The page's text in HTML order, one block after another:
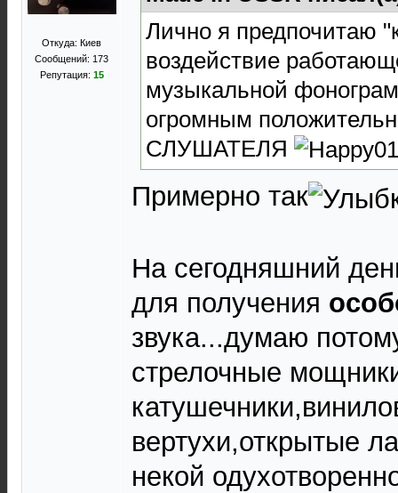
Откуда: Киев
Сообщений: 173
Репутация: 15
Лично я предпочитаю
воздействие
музыкальной
огромным
СЛУШАТЕЛЯ
Примерно так
На сегодняшний
для получения
звука...думаю
стрелочные
вертухи,открытые
некой